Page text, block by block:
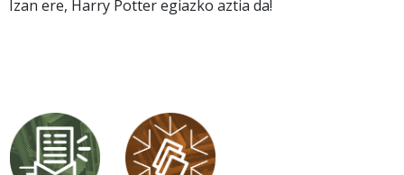
Izan ere, Harry Potter egiazko aztia da!